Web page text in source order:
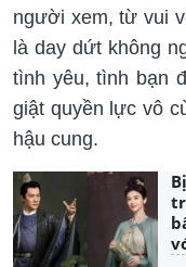
người xem, từ vui
là day dứt không
tình yêu, tình bạn
giật quyền lực vô
hậu cung.